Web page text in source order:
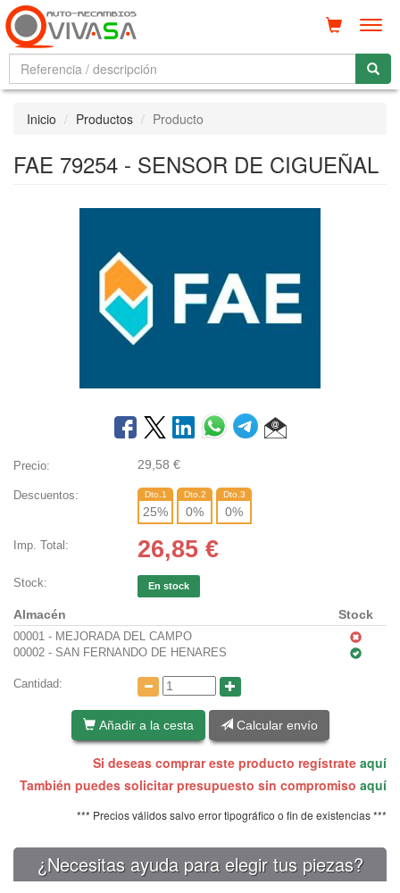
Inicio Productos Producto
FAE 79254 - SENSOR DE CIGUEÑAL
Precio: 29,58 €
Descuentos: Dto.1
25%
Dto.2
0%
Dto.3
0%
Imp. Total: 26,85 €
Stock: En stock
Almacén Stock
00001 - MEJORADA DEL CAMPO
00002 - SAN FERNANDO DE HENARES
Cantidad:
Añadir a la cesta Calcular envío
Si deseas comprar este producto regístrate aquí
También puedes solicitar presupuesto sin compromiso aquí
*** Precios válidos salvo error tipográfico o fin de existencias ***
¿Necesitas ayuda para elegir tus piezas?